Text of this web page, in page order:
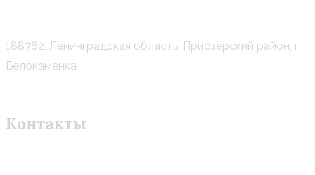
188762, Ленинградская область, Приозерский район, п.
Белокаменка
Контакты